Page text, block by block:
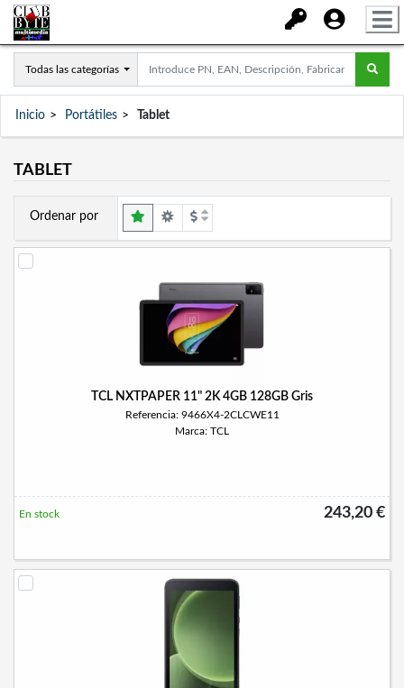
Todas las categorías
Inicio Portátiles Tablet
TABLET
Ordenar por
TCL NXTPAPER 11" 2K 4GB 128GB Gris
Referencia: 9466X4-2CLCWE11
Marca: TCL
243,20 €
En stock